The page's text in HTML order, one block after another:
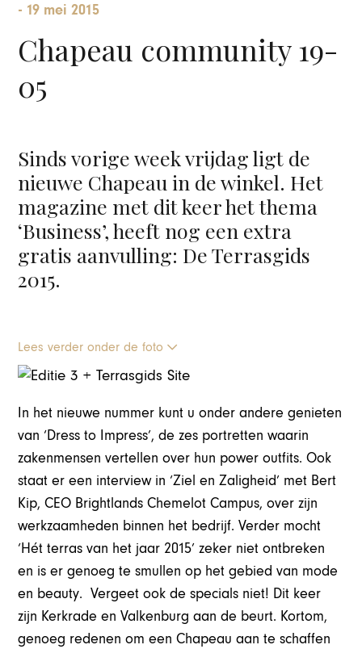
- 19 mei 2015
Chapeau community 19-
05
Sinds vorige week vrijdag ligt de
nieuwe Chapeau in de winkel. Het
magazine met dit keer het thema
‘Business’, heeft nog een extra
gratis aanvulling: De Terrasgids
2015.
Lees verder onder de foto
In het nieuwe nummer kunt u onder andere genieten
van ‘Dress to Impress’, de zes portretten waarin
zakenmensen vertellen over hun power outfits. Ook
staat er een interview in ‘Ziel en Zaligheid’ met Bert
Kip, CEO Brightlands Chemelot Campus, over zijn
werkzaamheden binnen het bedrijf. Verder mocht
‘Hét terras van het jaar 2015’ zeker niet ontbreken
en is er genoeg te smullen op het gebied van mode
en beauty. Vergeet ook de specials niet! Dit keer
zijn Kerkrade en Valkenburg aan de beurt. Kortom,
genoeg redenen om een Chapeau aan te schaffen